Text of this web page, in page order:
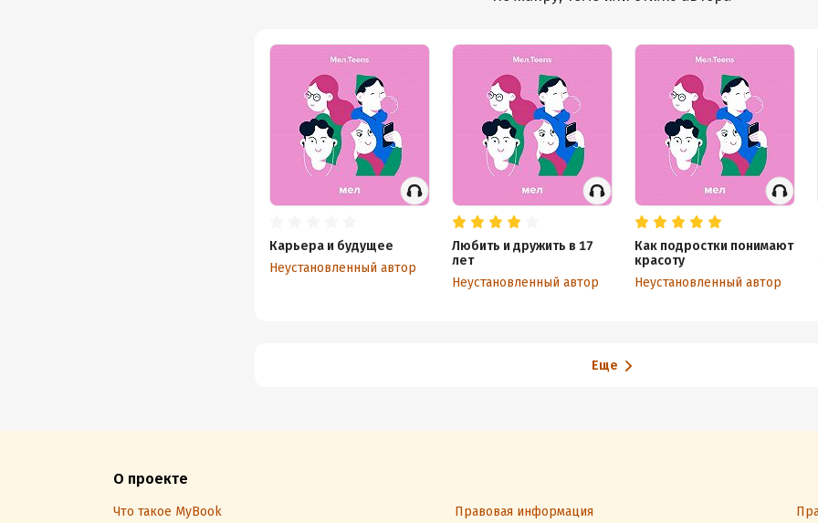
Карьера и будущее
Неустановленный автор
Любить и дружить в 17
лет
Неустановленный автор
Как подростки понимают
красоту
Неустановленный автор
Еще
О проекте
Что такое MyBook Правовая информация